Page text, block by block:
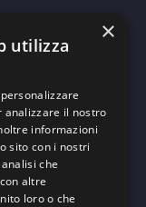
×
utilizza
analizzare il nostro
informazioni
sito con i nostri
che
altre
loro o che